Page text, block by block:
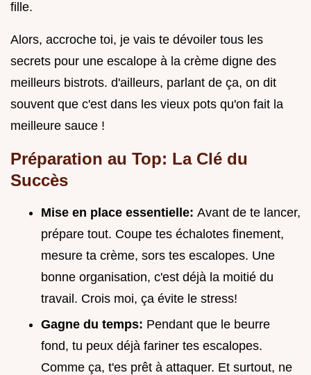
fille.
Alors, accroche toi, je vais te dévoiler tous les
secrets pour une escalope à la crème digne des
meilleurs bistrots. d'ailleurs, parlant de ça, on dit
souvent que c'est dans les vieux pots qu'on fait la
meilleure sauce !
Préparation au Top: La Clé du
Succès
Mise en place essentielle: Avant de te lancer,
prépare tout. Coupe tes échalotes finement,
mesure ta crème, sors tes escalopes. Une
bonne organisation, c'est déjà la moitié du
travail. Crois moi, ça évite le stress!
Gagne du temps: Pendant que le beurre
fond, tu peux déjà fariner tes escalopes.
Comme ça, t'es prêt à attaquer. Et surtout, ne